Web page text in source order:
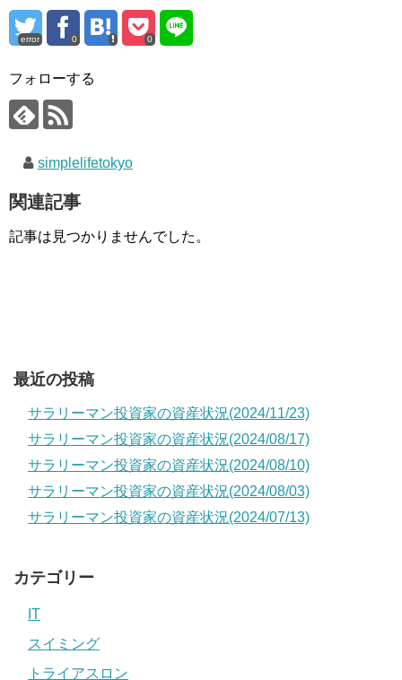
error 0 0
フォローする
simplelifetokyo
関連記事
記事は見つかりませんでした。
最近の投稿
サラリーマン投資家の資産状況(2024/11/23)
サラリーマン投資家の資産状況(2024/08/17)
サラリーマン投資家の資産状況(2024/08/10)
サラリーマン投資家の資産状況(2024/08/03)
サラリーマン投資家の資産状況(2024/07/13)
カテゴリー
IT
スイミング
トライアスロン